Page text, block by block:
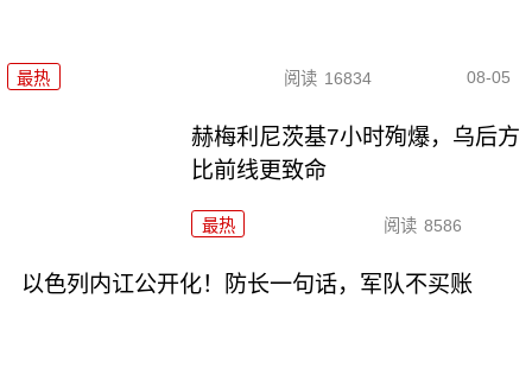
最热 阅读 16834 08-05
赫梅利尼茨基7小时殉爆，乌后方
比前线更致命
最热 阅读 8586
以色列内讧公开化！防长一句话，军队不买账